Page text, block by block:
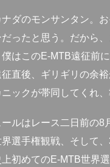
ダのモンサンタン。
ったと思う。だから
はこのE-MTB遠征前
直後、ギリギリの余
ックが帯同してくれ
ルはレース二日前の8
界選手権観戦、そして
初めてのE-MTB世界